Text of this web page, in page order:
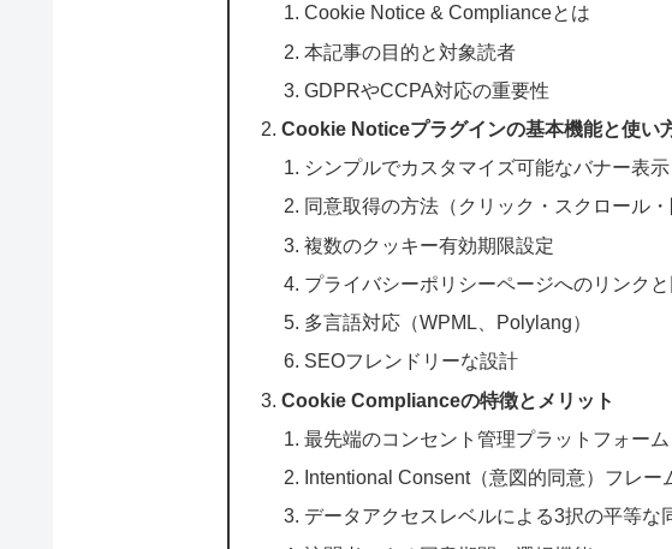
Cookie Notice & Complianceとは
本記事の目的と対象読者
GDPRやCCPA対応の重要性
Cookie Noticeプラグインの基本機能と使い
シンプルでカスタマイズ可能なバナー表示
同意取得の方法（クリック・スクロール・
複数のクッキー有効期限設定
プライバシーポリシーページへのリンク
多言語対応（WPML、Polylang）
SEOフレンドリーな設計
Cookie Complianceの特徴とメリット
最先端のコンセント管理プラットフォー
Intentional Consent（意図的同意）フレー
データアクセスレベルによる3択の平等な